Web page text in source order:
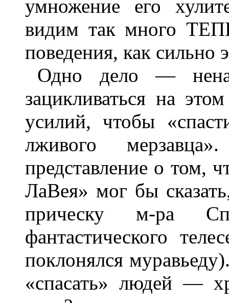
умножение его
видим так много
поведения, как сильно
Одно дело —
зацикливаться на
усилий, чтобы
лживого
представление о том,
ЛаВея» мог бы
прическу м-ра
фантастического
поклонялся
«спасать» людей —